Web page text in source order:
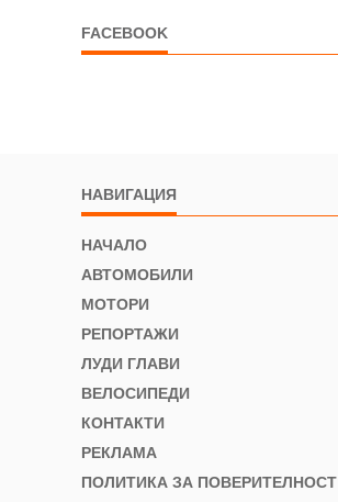
FACEBOOK
НАВИГАЦИЯ
НАЧАЛО
АВТОМОБИЛИ
МОТОРИ
РЕПОРТАЖИ
ЛУДИ ГЛАВИ
ВЕЛОСИПЕДИ
КОНТАКТИ
РЕКЛАМА
ПОЛИТИКА ЗА ПОВЕРИТЕЛНОСТ